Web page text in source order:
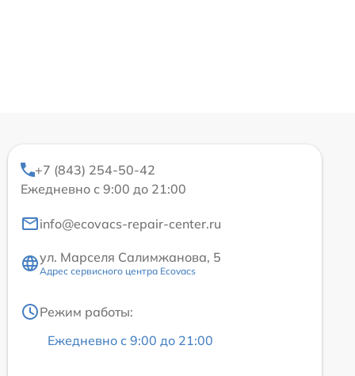
+7 (843) 254-50-42
Ежедневно с 9:00 до 21:00
info@ecovacs-repair-center.ru
ул. Марселя Салимжанова, 5
Адрес сервисного центра Ecovacs
Режим работы:
Ежедневно с 9:00 до 21:00